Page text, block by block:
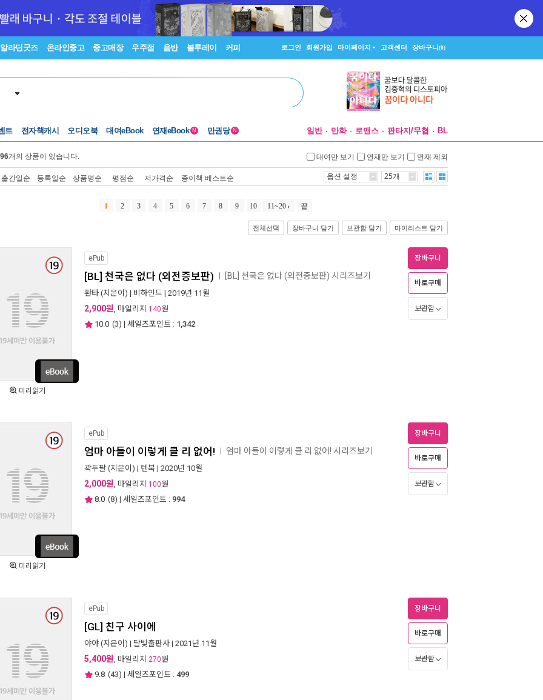
알라딘굿즈 온라인중고 중고매장 우주점 음반 블루레이 커피 로그인 회원가입 마이페이지 고객센터 장바구니(0)
트 전자책캐시 오디오북 대여eBook 연재eBook N 만권당 N 일반 만화 로맨스 판타지/무협 BL
개의 상품이 있습니다. 대여만 보기 연재만 보기 연재 제외
출간일순 등록일순 상품명순 평점순 저가격순 종이책 베스트순 옵션 설정 25개
1 2 3 4 5 6 7 8 9 10 11~20 끝
전체선택 장바구니 담기 보관함 담기 마이리스트 담기
미리읽기
ePub
[BL] 천국은 없다 (외전증보판) [BL] 천국은 없다 (외전증보판) 시리즈보기
환타 (지은이) | 비하인드 | 2019년 11월
2,900원, 마일리지 140원
10.0 (3) | 세일즈포인트 : 1,342
장바구니
바로구매
보관함
미리읽기
ePub
엄마 아들이 이렇게 클 리 없어! 엄마 아들이 이렇게 클 리 없어! 시리즈보기
곽두팔 (지은이) | 텐북 | 2020년 10월
2,000원, 마일리지 100원
8.0 (8) | 세일즈포인트 : 994
장바구니
바로구매
보관함
ePub
[GL] 친구 사이에
야야 (지은이) | 달빛출판사 | 2021년 11월
5,400원, 마일리지 270원
9.8 (43) | 세일즈포인트 : 499
장바구니
바로구매
보관함